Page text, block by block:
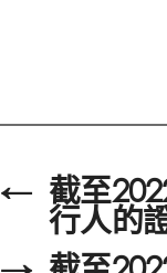
← 截至
行人的